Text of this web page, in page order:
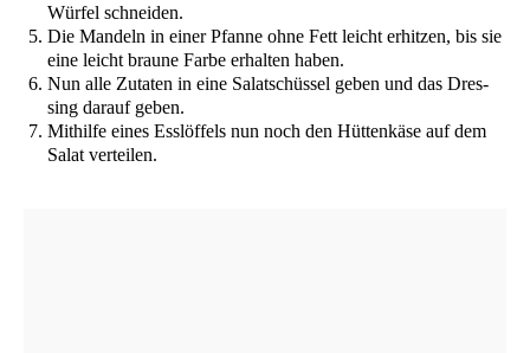
Wür­fel schneiden.
Die Man­deln in einer Pfan­ne ohne Fett leicht erhit­zen, bis sie
eine leicht brau­ne Far­be erhal­ten haben.
Nun alle Zuta­ten in eine Salat­schüs­sel geben und das Dres­
sing dar­auf geben.
Mit­hil­fe eines Ess­löf­fels nun noch den Hüt­ten­kä­se auf dem
Salat verteilen.